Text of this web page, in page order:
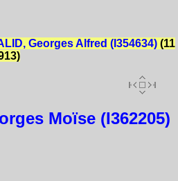
Georges Alfred (I354634)(11
Moïse (I362205)